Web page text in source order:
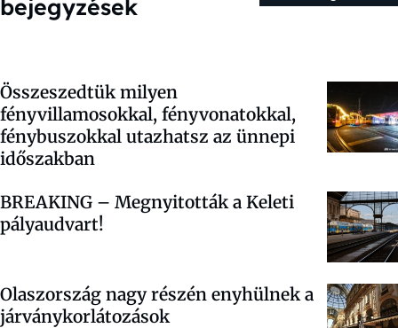
bejegyzések
Összeszedtük milyen
fényvillamosokkal, fényvonatokkal,
fénybuszokkal utazhatsz az ünnepi
időszakban
BREAKING – Megnyitották a Keleti
pályaudvart!
Olaszország nagy részén enyhülnek a
járványkorlátozások